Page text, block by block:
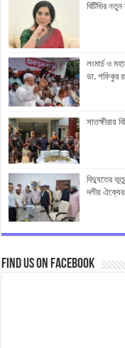
বিটিভির
লংমার্চ ও
ডা. শফিকুর
সাতক্ষীরায়
বিদ্যুতের
দলীয় ঐক্যের
Find us on Facebook